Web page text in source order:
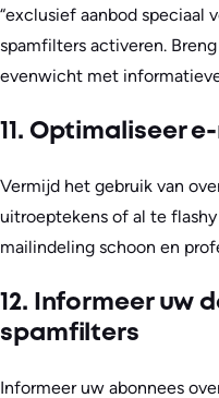
“exclusief aanbod speciaal
spamfilters activeren.
evenwicht met
11. Optimaliseer
Vermijd het gebruik van
uitroeptekens of al te
mailindeling schoon en
12. Informeer uw
spamfilters
Informeer uw abonnees